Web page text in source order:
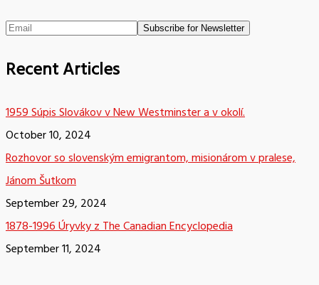
Recent Articles
1959 Súpis Slovákov v New Westminster a v okolí.
October 10, 2024
Rozhovor so slovenským emigrantom, misionárom v pralese,
Jánom Šutkom
September 29, 2024
1878-1996 Úryvky z The Canadian Encyclopedia
September 11, 2024